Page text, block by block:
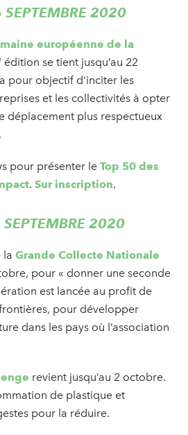
SEPTEMBRE 2020
européenne de la
édition se tient jusqu’au 22
pour objectif d’inciter les
et les collectivités à opter
déplacement plus respectueux
pour présenter le Top 50 des
. Sur inscription.
2020
la Grande Collecte Nationale
pour « donner une seconde
est lancée au profit de
pour développer
dans les pays où l’association
revient jusqu’au 2 octobre.
de plastique et
pour la réduire.